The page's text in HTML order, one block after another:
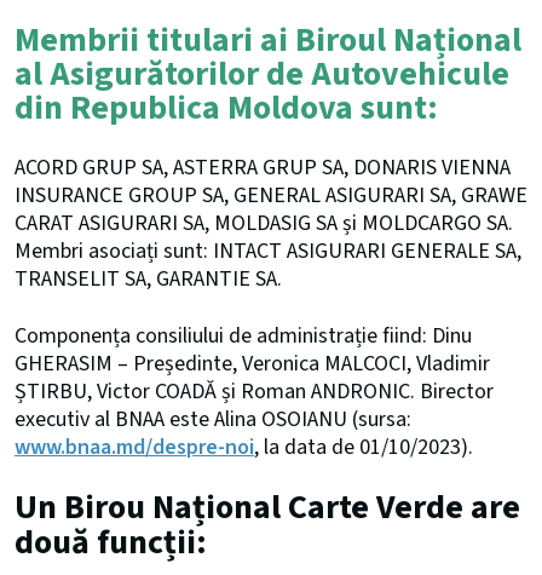
Membrii titulari ai Biroul Național
al Asigurătorilor de Autovehicule
din Republica Moldova sunt:
ACORD GRUP SA, ASTERRA GRUP SA, DONARIS VIENNA
INSURANCE GROUP SA, GENERAL ASIGURARI SA, GRAWE
CARAT ASIGURARI SA, MOLDASIG SA și MOLDCARGO SA.
Membri asociați sunt: INTACT ASIGURARI GENERALE SA,
TRANSELIT SA, GARANTIE SA.
Componența consiliului de administrație fiind: Dinu
GHERASIM – Președinte, Veronica MALCOCI, Vladimir
ȘTIRBU, Victor COADĂ și Roman ANDRONIC. Birector
executiv al BNAA este Alina OSOIANU (sursa:
www.bnaa.md/despre-noi, la data de 01/10/2023).
Un Birou Național Carte Verde are
două funcții: